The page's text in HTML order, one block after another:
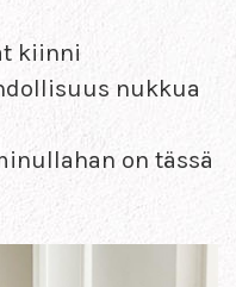
kiinni
nukkua
on tässä